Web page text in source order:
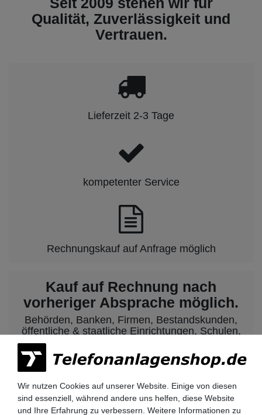
Qualität, Zuverlässigkeit und
Vertrauen.
Lieferzeit 2-3 Tage
kompetenter Service
Rechnungskauf auf Anfrage möglich
Kauf auf Rechnung nach
vorheriger Absprache möglich.
Behörden, Banken, Firmen, Bestandskunden,
öffentliche & staatliche Einrichtungen, Schulen,
Universitäten und Institute können bei uns auf
Rechnung bestellen.
Nehmen Sie dazu einfach telefonisch oder per
Wir nutzen Cookies auf unserer Website. Einige von diesen
sind essenziell, während andere uns helfen, diese Website
und Ihre Erfahrung zu verbessern. Weitere Informationen zu